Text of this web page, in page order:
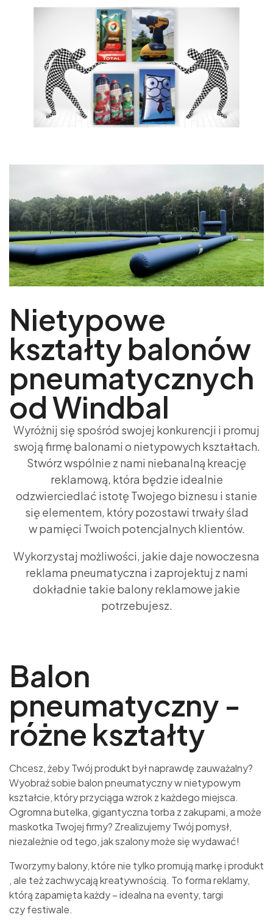
Nietypowe
kształty balonów
pneumatycznych
od Windbal
Wyróżnij się spośród swojej konkurencji i promuj
swoją firmę balonami o nietypowych kształtach.
Stwórz wspólnie z nami niebanalną kreację
reklamową, która będzie idealnie
odzwierciedlać istotę Twojego biznesu i stanie
się elementem, który pozostawi trwały ślad
w pamięci Twoich potencjalnych klientów.
Wykorzystaj możliwości, jakie daje nowoczesna
reklama pneumatyczna i zaprojektuj z nami
dokładnie takie balony reklamowe jakie
potrzebujesz.
Balon
pneumatyczny -
różne kształty
Chcesz, żeby Twój produkt był naprawdę zauważalny?
Wyobraź sobie balon pneumatyczny w nietypowym
kształcie, który przyciąga wzrok z każdego miejsca.
Ogromna butelka, gigantyczna torba z zakupami, a może
maskotka Twojej firmy? Zrealizujemy Twój pomysł,
niezależnie od tego, jak szalony może się wydawać!
Tworzymy balony, które nie tylko promują markę i produkt
, ale też zachwycają kreatywnością. To forma reklamy,
którą zapamięta każdy – idealna na eventy, targi
czy festiwale.